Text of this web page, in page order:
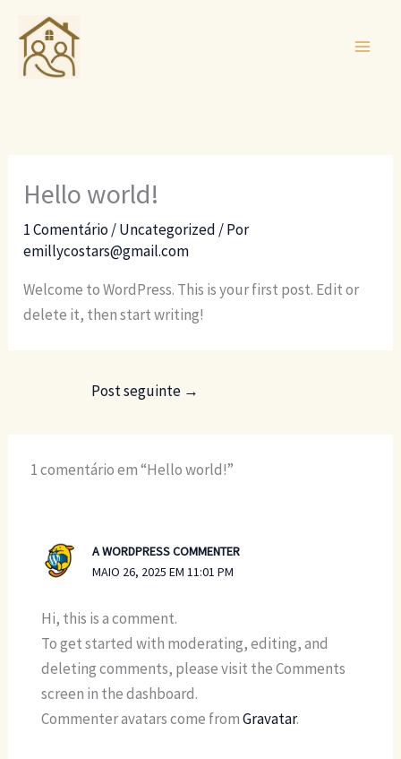
para
Hello world!
1 Comentário/Uncategorized / Por
emillycostars@gmail.com
Welcome to WordPress. This is your first post. Edit or
delete it, then start writing!
Post seguinte →
1 comentário em “Hello world!”
A WORDPRESS COMMENTER
MAIO 26, 2025 EM 11:01 PM
Hi, this is a comment.
To get started with moderating, editing, and
deleting comments, please visit the Comments
screen in the dashboard.
Commenter avatars come fromGravatar.